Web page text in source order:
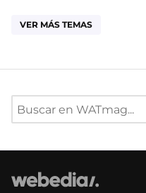
VER MÁS TEMAS